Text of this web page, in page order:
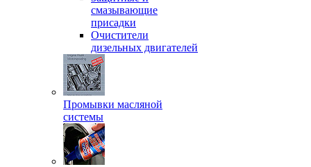
смазывающие
присадки
Очистители
дизельных двигателей
Промывки масляной
системы